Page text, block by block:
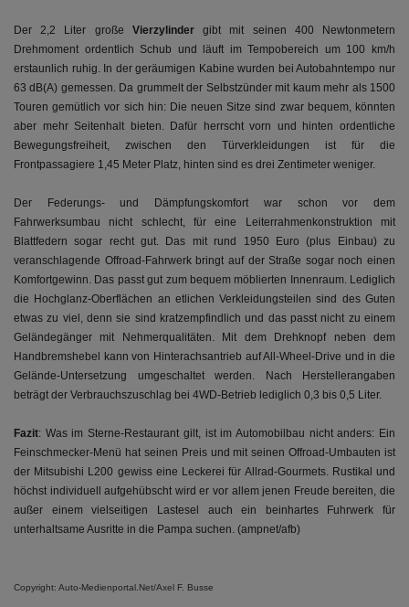
Der 2,2 Liter große Vierzylindergibt mit seinen 400 Newtonmetern
Drehmoment ordentlich Schub und läuft im Tempobereich um 100 km/h
erstaunlich ruhig. In der geräumigen Kabine wurden bei Autobahntempo nur
63 dB(A) gemessen. Da grummelt der Selbstzünder mit kaum mehr als 1500
Touren gemütlich vor sich hin: Die neuen Sitze sind zwar bequem, könnten
aber mehr Seitenhalt bieten. Dafür herrscht vorn und hinten ordentliche
Bewegungsfreiheit, zwischen den Türverkleidungen ist für die
Frontpassagiere 1,45 Meter Platz, hinten sind es drei Zentimeter weniger.
Der Federungs- und Dämpfungskomfort war schon vor dem
Fahrwerksumbau nicht schlecht, für eine Leiterrahmenkonstruktion mit
Blattfedern sogar recht gut. Das mit rund 1950 Euro (plus Einbau) zu
veranschlagende Offroad-Fahrwerk bringt auf der Straße sogar noch einen
Komfortgewinn. Das passt gut zum bequem möblierten Innenraum. Lediglich
die Hochglanz-Oberflächen an etlichen Verkleidungsteilen sind des Guten
etwas zu viel, denn sie sind kratzempfindlich und das passt nicht zu einem
Geländegänger mit Nehmerqualitäten. Mit dem Drehknopf neben dem
Handbremshebel kann von Hinterachsantrieb auf All-Wheel-Drive und in die
Gelände-Untersetzung umgeschaltet werden. Nach Herstellerangaben
beträgt der Verbrauchszuschlag bei 4WD-Betrieb lediglich 0,3 bis 0,5 Liter.
Fazit: Was im Sterne-Restaurant gilt, ist im Automobilbau nicht anders: Ein
Feinschmecker-Menü hat seinen Preis und mit seinen Offroad-Umbauten ist
der Mitsubishi L200 gewiss eine Leckerei für Allrad-Gourmets. Rustikal und
höchst individuell aufgehübscht wird er vor allem jenen Freude bereiten, die
außer einem vielseitigen Lastesel auch ein beinhartes Fuhrwerk für
unterhaltsame Ausritte in die Pampa suchen. (ampnet/afb)
Copyright: Auto-Medienportal.Net/Axel F. Busse